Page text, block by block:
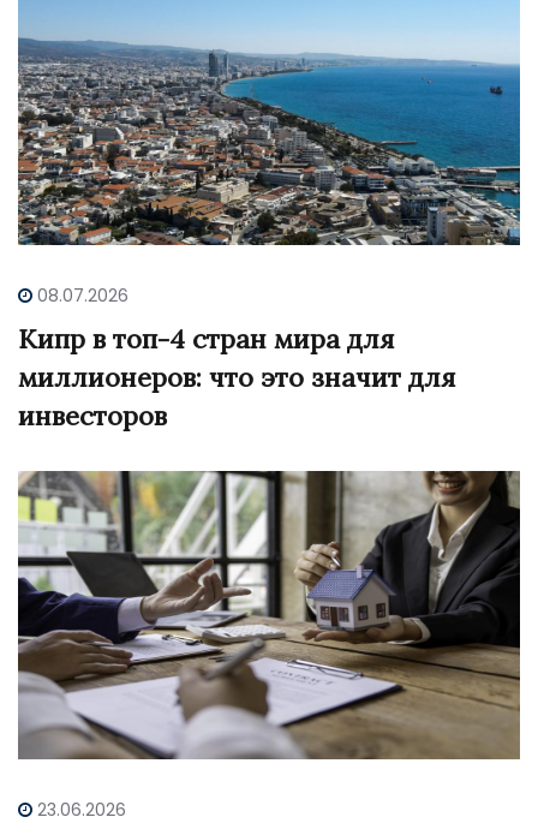
08.07.2026
Кипр в топ-4 стран мира для
миллионеров: что это значит для
инвесторов
23.06.2026